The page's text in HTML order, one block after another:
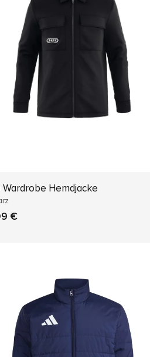
Wardrobe Hemdjacke
€